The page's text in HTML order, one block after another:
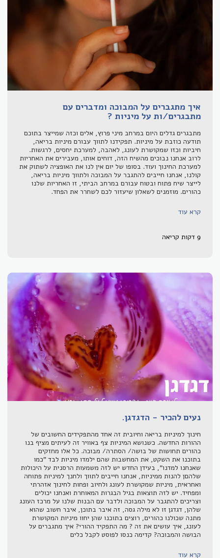
איך מתגברים על המבוכה ומדברים עם
מתבגרים/ות על מיניות ?
מתבגרים גדלים היום במרחב מיני פרוץ, אלים וכזה שמייצר בתוכם
תודעה כוזבת על מיניות. תפקידנו לתווך עבורם מיניות בריאה,
חיביות וכזו שמקושרת לעונג, לאהבה, למערכת יחסים, לרגשות.
לרוב אנחנו נבוכים מהשיח הזה, דוחים אותו, מעבירים את האחריות
למערכת החינוך ועוד. בסופו של יום אין לנו את האופציה לשתוק את
קולנו, אנחנו חייבים להתגבר על המבוכה ולתווך מיניות בריאה,
לייצר שיח פתוח ובטוח עבורם במרחב הביתי, זו האחריות שלנו
כהורים. מוזמנים לשאלון שיעזור לכם לשחרר את הפחד.
קרא עוד
9 דקות קריאה
נעים להכיר - הדגדגן.
חינוך למיניות בריאה וחיובית זה אחד מהתפקידים החשובים של
ההורות החדשה. כשנושא המיניות צף באוויר זה לעיתים מציף בנו
כהורים תחושות של בושה/ הסתרה/ מבוכה. כל אלו מחזקים
בתוכנו את השקט, את המחשבות שהם ילמדו מיניות לבד "כמו
שאנחנו למדנו", בעידן החדש יש לזה משמעות הרסנית על היכולות
שלהםן להנות ממיניות, אנחנו חייבים לתווך ולחנך למיניות פתוחה
ואחראית, מיניות שמקושרת לעונג ולחיוב ופחות לחינוך אזהרתי
ומפחיד. יש לזה תוצאות בגיל הבגרות המאוחרת ואנחנו יכולים
וצריכים להתגבר על המבוכה ולדבר עם הבנות שלנו על מרכז העונג
שלהן, דגדגן זו לא מילה גסה, זה איבר בתוכן, איבר חשוב שהוא
מתנה שכולנו כהורים, רוצים בתוכנו שהן יחוו מיניות המקושרת
לעונג, איך עושים את זה ? מה התפקיד ההורי? איך מתגברים על
הבושה והמבוכה? קדימה כנסו לפוסט לקבל כלים
קרא עוד